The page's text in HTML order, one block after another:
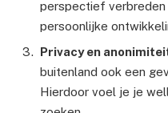
perspectief verbreden
persoonlijke
Privacy en
buitenland ook een
Hierdoor voel je je